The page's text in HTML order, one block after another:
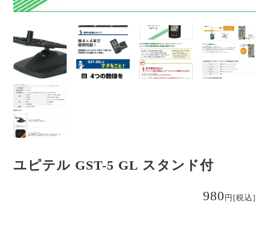
ユピテル GST-5 GL スタンド付
980 円 [税込]